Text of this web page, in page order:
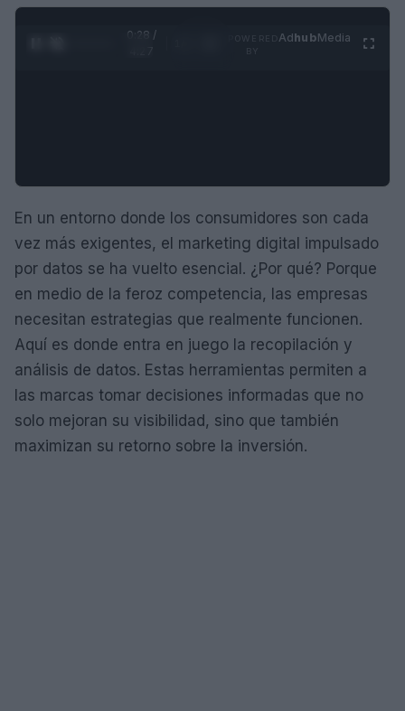
0:29 /
AdhubMedia
En un entorno donde los consumidores son cada
vez más exigentes, el marketing digital impulsado
por datos se ha vuelto esencial. ¿Por qué? Porque
en medio de la feroz competencia, las empresas
necesitan estrategias que realmente funcionen.
Aquí es donde entra en juego la recopilación y
análisis de datos. Estas herramientas permiten a
las marcas tomar decisiones informadas que no
solo mejoran su visibilidad, sino que también
maximizan su retorno sobre la inversión.